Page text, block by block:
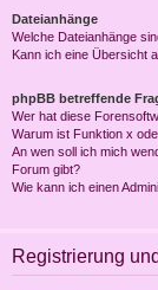
Dateianhänge
Welche Dateianhänge
Kann ich eine Übersicht
phpBB betreffende
Wer hat diese
Warum ist Funktion x
An wen soll ich mich
Forum gibt?
Wie kann ich einen
Registrierung